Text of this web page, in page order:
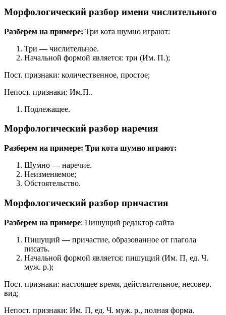
Морфологический разбор имени числительного
Разберем на примере: Три кота шумно играют:
Три—числительное.
Начальной формой является: три (Им. П.);
Пост. признаки: количественное, простое;
Непост. признаки: Им.П..
Подлежащее.
Морфологический разбор наречия
Разберем на примере: Три кота шумно играют:
Шумно — наречие.
Неизменяемое;
Обстоятельство.
Морфологический разбор причастия
Разберем на примере: Пишущий редактор сайта
Пишущий—причастие, образованное от глагола
писать.
Начальной формой является: пишущий (Им. П, ед. Ч.
муж. р.);
Пост. признаки: настоящее время, действительное, несовер.
вид;
Непост. признаки: Им. П, ед. Ч. муж. р., полная форма.